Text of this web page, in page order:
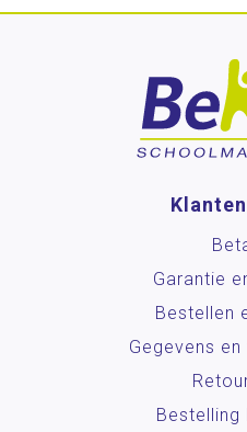
Garantie
Bestellen
Gegevens
Bestelling